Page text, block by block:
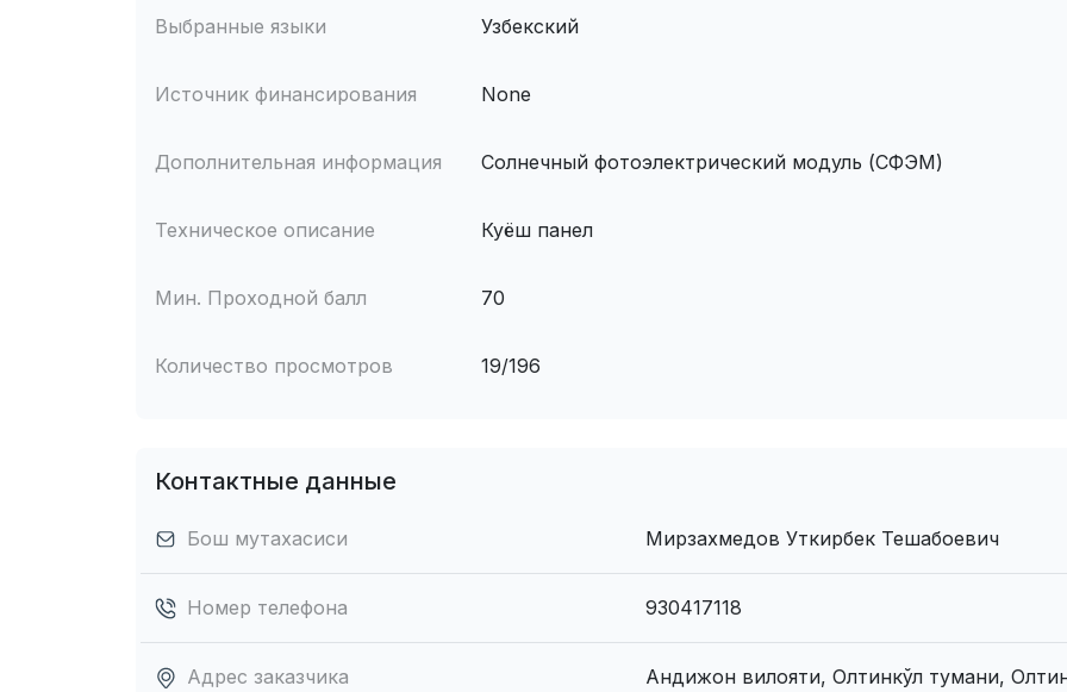
Выбранные языки Узбекский
Источник финансирования None
Дополнительная информация Солнечный фотоэлектрический модуль (СФЭМ)
Техническое описание Куёш панел
Мин. Проходной балл 70
Количество просмотров 19/196
Контактные данные
Бош мутахасиси Мирзахмедов Уткирбек Тешабоевич
Номер телефона 930417118
Адрес заказчика
Андижон вилояти, Олтинкўл тумани,